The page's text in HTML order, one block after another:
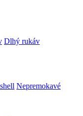
Dlhý rukáv
Nepremokavé